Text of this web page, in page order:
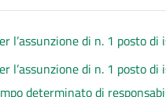
l’assunzione di n. 1
l’assunzione di n. 1
determinato di